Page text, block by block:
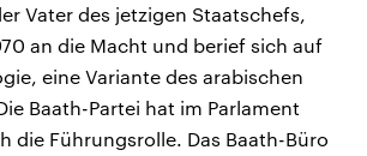
Vater des jetzigen Staatschefs,
an die Macht und berief sich auf
eine Variante des arabischen
Baath-Partei hat im Parlament
die Führungsrolle. Das Baath-Büro